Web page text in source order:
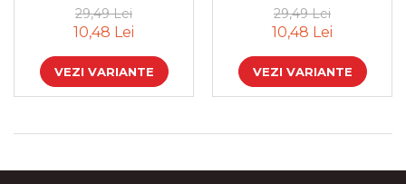
29,49 Lei
10,48 Lei
VEZI VARIANTE
29,49 Lei
10,48 Lei
VEZI VARIANTE